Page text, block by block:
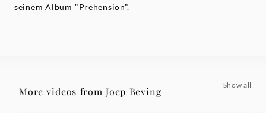
Deutsche
seinem Album "Prehension".
More videos from Joep Beving
Show all